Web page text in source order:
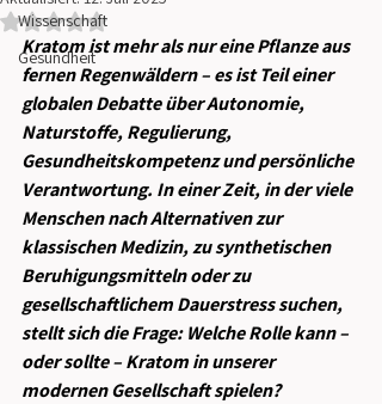
Wissenschaft
Gesundheit
Mit NaN von 5 Sternen bewertet.
Kratom ist mehr als nur eine Pflanze aus
fernen Regenwäldern – es ist Teil einer
globalen Debatte über Autonomie,
Naturstoffe, Regulierung,
Gesundheitskompetenz und persönliche
Verantwortung. In einer Zeit, in der viele
Menschen nach Alternativen zur
klassischen Medizin, zu synthetischen
Beruhigungsmitteln oder zu
gesellschaftlichem Dauerstress suchen,
stellt sich die Frage: Welche Rolle kann –
oder sollte – Kratom in unserer
modernen Gesellschaft spielen?